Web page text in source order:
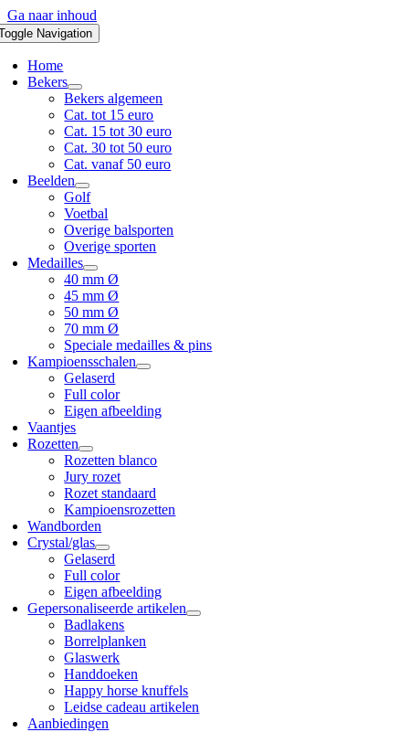
Ga naar inhoud
Navigation
Home
Bekers
Bekers algemeen
Cat. tot 15 euro
Cat. 15 tot 30 euro
Cat. 30 tot 50 euro
Cat. vanaf 50 euro
Beelden
Golf
Voetbal
Overige balsporten
Overige sporten
Medailles
40 mm Ø
45 mm Ø
50 mm Ø
70 mm Ø
Speciale medailles & pins
Kampioensschalen
Gelaserd
Full color
Eigen afbeelding
Vaantjes
Rozetten
Rozetten blanco
Jury rozet
Rozet standaard
Kampioensrozetten
Wandborden
Crystal/glas
Gelaserd
Full color
Eigen afbeelding
Gepersonaliseerde artikelen
Badlakens
Borrelplanken
Glaswerk
Handdoeken
Happy horse knuffels
Leidse cadeau artikelen
Aanbiedingen